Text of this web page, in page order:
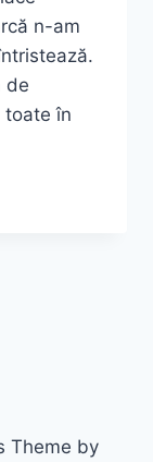
n-am
de
toate în
Theme by